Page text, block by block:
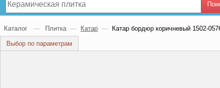
Каталог — Плитка — Катар — Катар бордюр коричневый 1502-
Выбор по параметрам